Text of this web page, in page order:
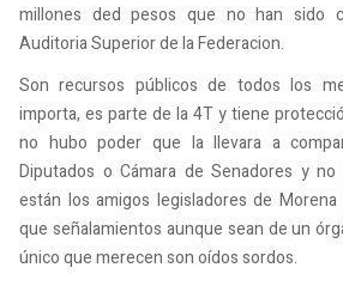
millones ded pesos que no han sido
Auditoria Superior de la Federacion.
Son recursos públicos de todos los
importa, es parte de la 4T y tiene
no hubo poder que la llevara a
Diputados o Cámara de Senadores y
están los amigos legisladores de
que señalamientos aunque sean de un
único que merecen son oídos sordos.